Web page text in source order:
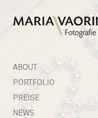
ABOUT
PORTFOLIO
PREISE
NEWS